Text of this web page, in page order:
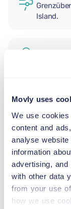
Movly uses
We use
content and
analyse
information
advertising,
with other data
from your use
how we use
Island.
9–18 kg
15–36 kg